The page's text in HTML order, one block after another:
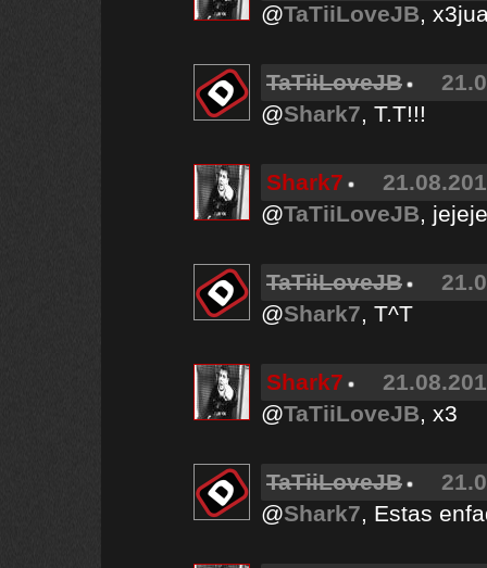
@TaTiiLoveJB,
TaTiiLoveJB
@Shark7, T.T!!!
Shark7
@TaTiiLoveJB,
TaTiiLoveJB
@Shark7, T^T
Shark7
@TaTiiLoveJB, x3
TaTiiLoveJB
@Shark7, Estas